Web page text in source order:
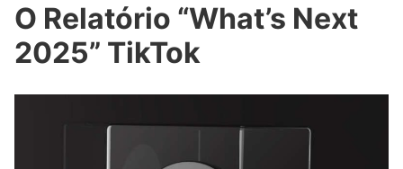
O Relatório “What’s Next
2025” TikTok